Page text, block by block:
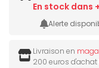
Alerte
Livraison en
200 euros d'achat